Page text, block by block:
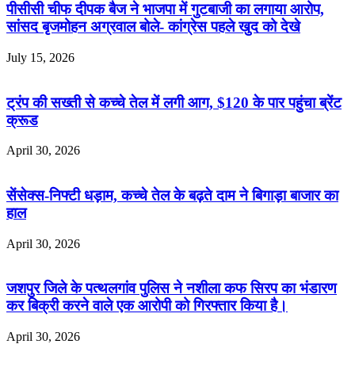
पीसीसी चीफ दीपक बैज ने भाजपा में गुटबाजी का लगाया आरोप,
सांसद बृजमोहन अग्रवाल बोले- कांग्रेस पहले खुद को देखे
July 15, 2026
ट्रंप की सख्ती से कच्चे तेल में लगी आग, $120 के पार पहुंचा ब्रेंट
क्रूड
April 30, 2026
सेंसेक्स-निफ्टी धड़ाम, कच्चे तेल के बढ़ते दाम ने बिगाड़ा बाजार का
हाल
April 30, 2026
जशपुर जिले के पत्थलगांव पुलिस ने नशीला कफ सिरप का भंडारण
कर बिक्री करने वाले एक आरोपी को गिरफ्तार किया है।
April 30, 2026